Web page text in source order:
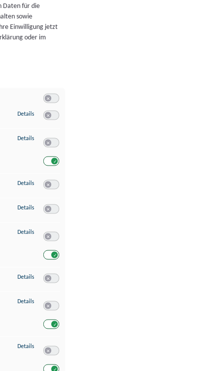
Daten für die
sowie
Einwilligung jetzt
oder im
Details zu Speichern von oder Zugriff auf Informationen auf einem Endgerät
Details zu Verwendung reduzierter Daten zur Auswahl von Werbeanzeigen
Details zu Erstellung von Profilen für personalisierte Werbung
Details zu Verwendung von Profilen zur Auswahl personalisierter Werbung
Details zu Messung der Werbeleistung
Details zu Messung der Performance von Inhalten
Details zu Analyse von Zielgruppen durch Statistiken oder Kombinationen von
Details zu Entwicklung und Verbesserung der Angebote